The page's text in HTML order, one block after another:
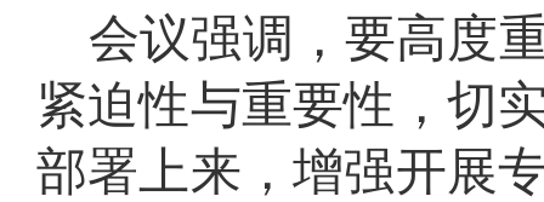
会议强调，要高度
紧迫性与重要性，切
部署上来 ，增强开展